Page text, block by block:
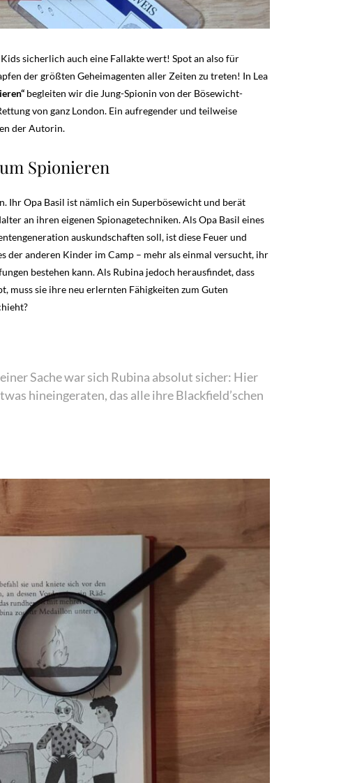
sicherlich auch eine Fallakte wert! Spot an also für
der größten Geheimagenten aller Zeiten zu treten! In Lea
begleiten wir die Jung-Spionin von der Bösewicht-
von ganz London. Ein aufregender und teilweise
der Autorin.
Spionieren
Ihr Opa Basil ist nämlich ein Superbösewicht und berät
an ihren eigenen Spionagetechniken. Als Opa Basil eines
auskundschaften soll, ist diese Feuer und
der anderen Kinder im Camp – mehr als einmal versucht, ihr
bestehen kann. Als Rubina jedoch herausfindet, dass
muss sie ihre neu erlernten Fähigkeiten zum Guten
Sache war sich Rubina absolut sicher: Hier
hineingeraten, das alle ihre Blackfield’schen